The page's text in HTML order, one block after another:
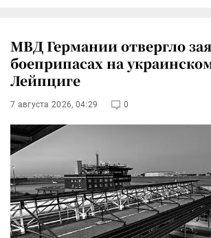
МВД Германии отвергло
боеприпасах на
Лейпциге
7 августа 2026, 04:29 0